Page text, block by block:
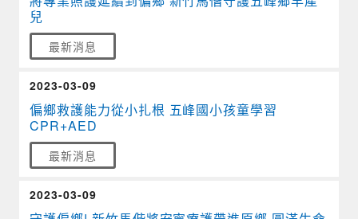
兒
最新消息
偏鄉救護能力從小扎根 五峰國小孩童學習
CPR+AED
最新消息
2023-03-09
2023-03-09